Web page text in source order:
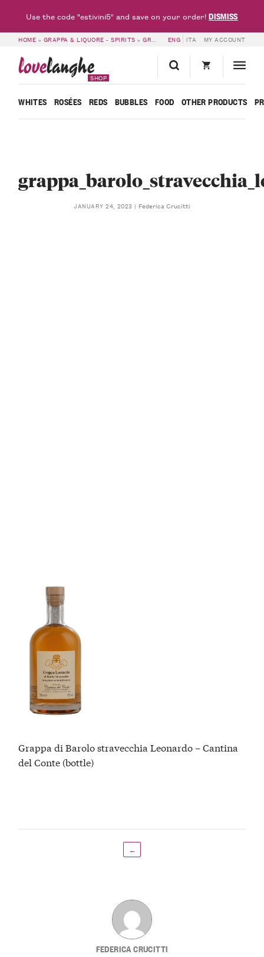
HOME » GRAPPA & LIQUORE - SPIRITS »GRAPPA DI BAROLO STRAVECCHIA LEONARDO – CANTINA DEL CONTE ENG ITA MY ACCOUNT
lovelanghe
SHOP
WHITES ROSÉES REDS BUBBLES FOOD OTHER PRODUCTS
JANUARY 24, 2023 Federica Crucitti
Grappa di Barolo stravecchia Leonardo – Cantina
del Conte (bottle)
←
FEDERICA CRUCITTI
Use the code "estivini5" and save on your order!DISMISS